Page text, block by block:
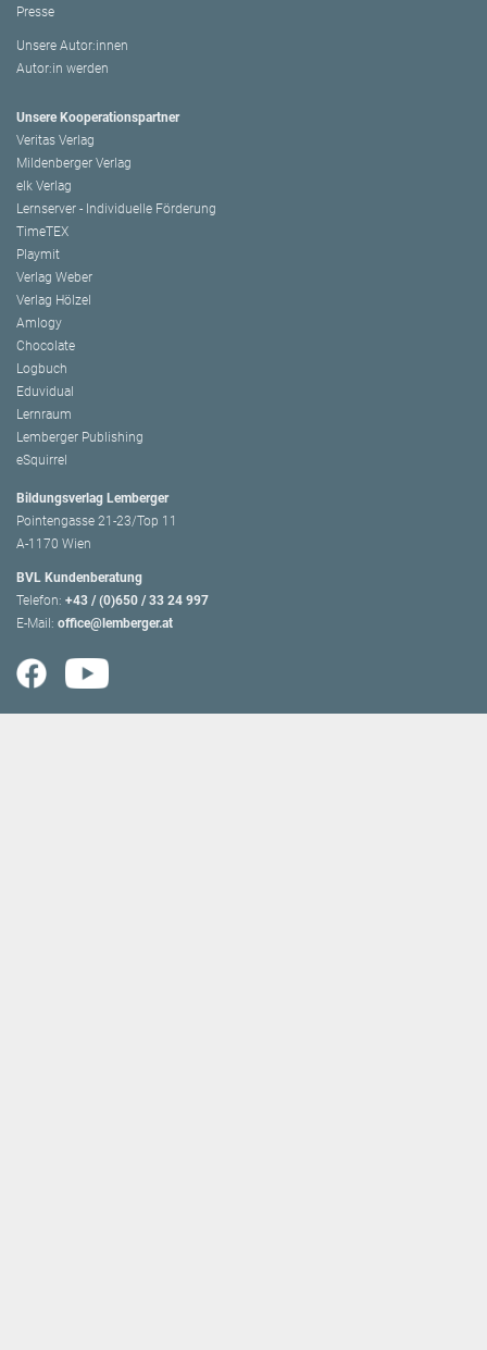
Presse
Unsere Autor:innen
Autor:in werden
Unsere Kooperationspartner
Veritas Verlag
Mildenberger Verlag
elk Verlag
Lernserver - Individuelle Förderung
TimeTEX
Playmit
Verlag Weber
Verlag Hölzel
Amlogy
Chocolate
Logbuch
Eduvidual
Lernraum
Lemberger Publishing
eSquirrel
Bildungsverlag Lemberger
Pointengasse 21-23/Top 11
A-1170 Wien
BVL Kundenberatung
Telefon: +43 / (0)650 / 33 24 997
E-Mail: office@lemberger.at